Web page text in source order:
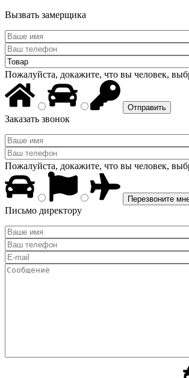
Вызвать замерщика
Пожалуйста, докажите, что вы человек,
Заказать звонок
Пожалуйста, докажите, что вы человек,
Письмо директору